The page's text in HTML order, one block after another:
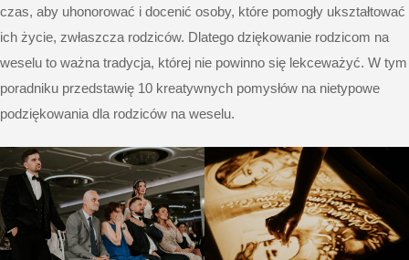
czas, aby uhonorować i docenić osoby, które pomogły ukształtować
ich życie, zwłaszcza rodziców. Dlatego dziękowanie rodzicom na
weselu to ważna tradycja, której nie powinno się lekceważyć. W tym
poradniku przedstawię 10 kreatywnych pomysłów na nietypowe
podziękowania dla rodziców na weselu.